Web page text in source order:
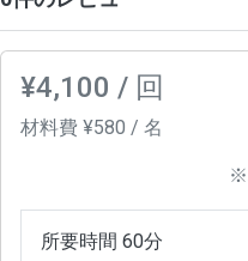
¥4,100 / 回
材料費 ¥580 / 名
※
所要時間 60分